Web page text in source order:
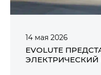
14 мая 2026
EVOLUTE
ЭЛЕКТРИЧЕСКИЙ